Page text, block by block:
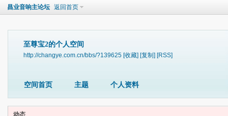
昌业音响主论坛 返回首页
至尊宝2的个人空间
http://changye.com.cn/bbs/?139625 [收藏] [复制] [RSS]
空间首页 主题 个人资料
动态